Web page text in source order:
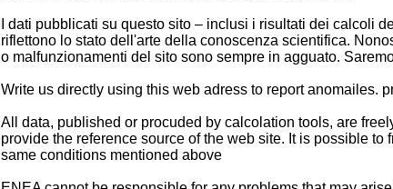
I dati pubblicati su questo sito – inclusi i risultati dei calcoli
riflettono lo stato dell'arte della conoscenza scientifica.
o malfunzionamenti del sito sono sempre in agguato.
Write us directly using this web adress to report anomailes.
All data, published or procuded by calcolation tools, are
provide the reference source of the web site. It is possible
same conditions mentioned above